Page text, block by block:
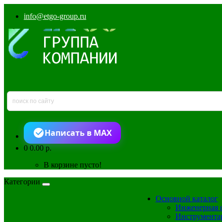
info@etgo-group.ru
Написать в MAX
00.00 р.
В корзине пусто!
Категории
Основной каталог
Инженерная